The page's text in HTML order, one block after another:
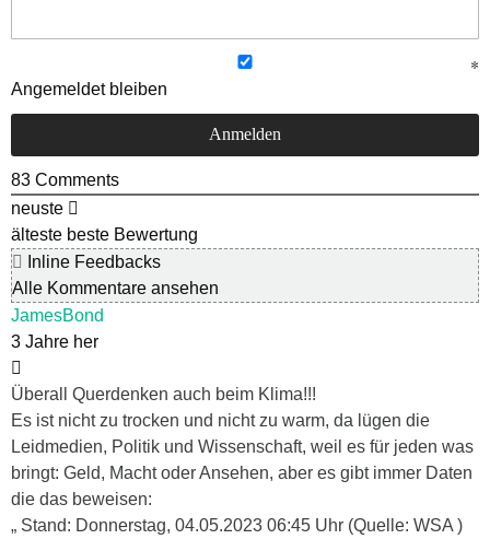
Angemeldet bleiben
83 Comments
neuste
älteste beste Bewertung
Inline Feedbacks
Alle Kommentare ansehen
JamesBond
3 Jahre her
Überall Querdenken auch beim Klima!!!
Es ist nicht zu trocken und nicht zu warm, da lügen die
Leidmedien, Politik und Wissenschaft, weil es für jeden was
bringt: Geld, Macht oder Ansehen, aber es gibt immer Daten
die das beweisen:
„ Stand: Donnerstag, 04.05.2023 06:45 Uhr (Quelle: WSA )